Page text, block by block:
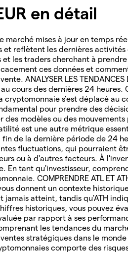
en détail
marché mises à jour en temps
reflètent les dernières
et les traders cherchant à
ces données et
ANALYSER LES
cours des dernières 24 heures.
cryptomonnaie s'est déplacé au
pour prendre des
modèles ou des
est une autre métrique
de la dernière période de 24
fluctuations, qui pourraient
ou à d'autres facteurs. À
En tant qu'investisseur,
COMPRENDRE ATL ET
donnent un contexte
jamais atteint, tandis qu'ATH
historiques, vous pouvez
par rapport à ses
les tendances du
stratégiques dans le
comporte des